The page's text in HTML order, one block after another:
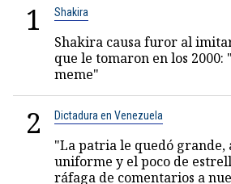
1 Shakira
Shakira causa furor al
que le tomaron en los 2000:
meme"
2 Dictadura en Venezuela
"La patria le quedó grande,
uniforme y el poco de
ráfaga de comentarios a